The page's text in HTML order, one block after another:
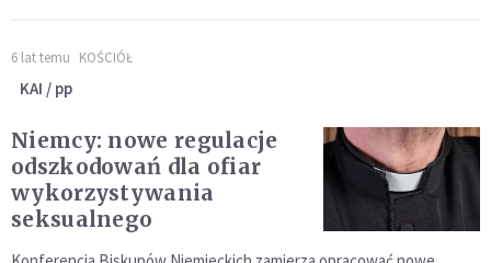
6 lat temu KOŚCIÓŁ
KAI / pp
Niemcy: nowe regulacje
odszkodowań dla ofiar
wykorzystywania
seksualnego